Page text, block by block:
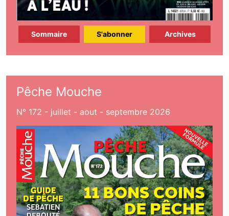
Sommaire S'abonner Archives
Pêche Mouche
N° 172 - juillet - aout - septembre 2026